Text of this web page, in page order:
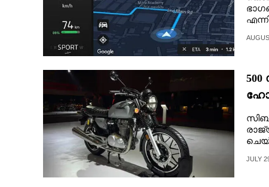
JULY